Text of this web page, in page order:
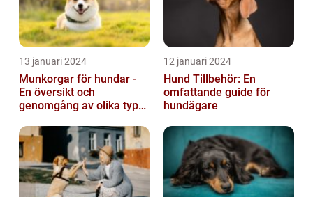
13 januari 2024
Munkorgar för hundar -
En översikt och
genomgång av olika typer
och nackde...
12 januari 2024
Hund Tillbehör: En
omfattande guide för
hundägare